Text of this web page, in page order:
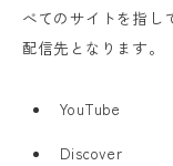
べてのサイトを指し
配信先となります。
YouTube
Discover